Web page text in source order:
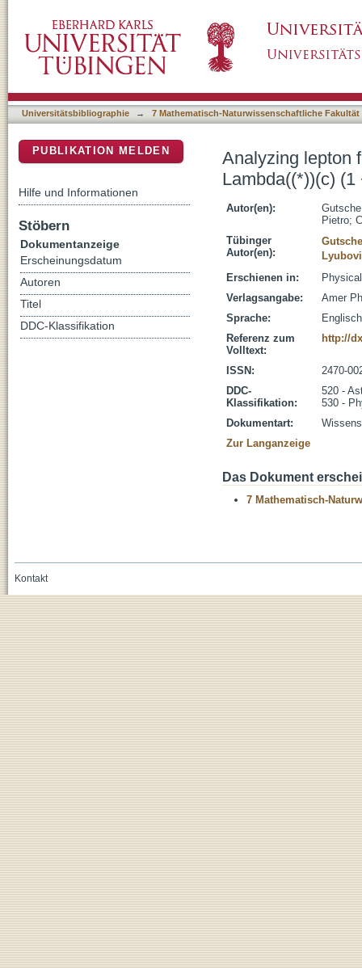
l(nu)over-barl
Universitätsbibliographie → 7 Mathematisch-Naturwissenschaftliche Fakultät
Analyzing lepton
Lambda((*))(c)
Autor(en):
Pietro;
Tübinger
Autor(en):
Erschienen in:
Verlagsangabe:
Amer
Sprache:
Englisch
Referenz zum
Volltext:
http://
ISSN:
2470-
DDC-
Klassifikation:
520 -
530 -
Dokumentart:
Zur Langanzeige
Das Dokument
7 Mathematisch-
PUBLIKATION MELDEN
Hilfe und Informationen
Stöbern
Dokumentanzeige
Erscheinungsdatum
Autoren
Titel
DDC-Klassifikation
Kontakt